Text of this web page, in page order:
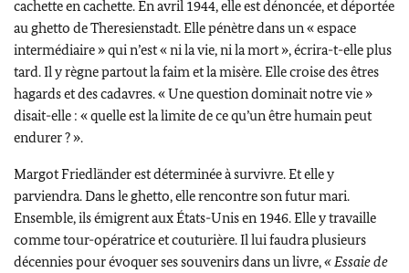
cachette en cachette. En avril 1944, elle est dénoncée, et déportée
au ghetto deTheresienstadt. Elle pénètre dans un « espace
intermédiaire » qui n’est « ni la vie, ni la mort », écrira-t-elle plus
tard. Il y règne partout la faim et la misère. Elle croise des êtres
hagards et des cadavres. « Une question dominait notre vie »
disait-elle : « quelle est la limite de ce qu’un être humain peut
endurer ? ».
Margot Friedländerest déterminée à survivre. Et elle y
parviendra. Dans le ghetto, elle rencontre son futur mari.
Ensemble, ils émigrent aux États-Unis en 1946. Elle y travaille
comme tour-opératrice et couturière. Il lui faudra plusieurs
décennies pour évoquer ses souvenirs dans un livre,« Essaie de